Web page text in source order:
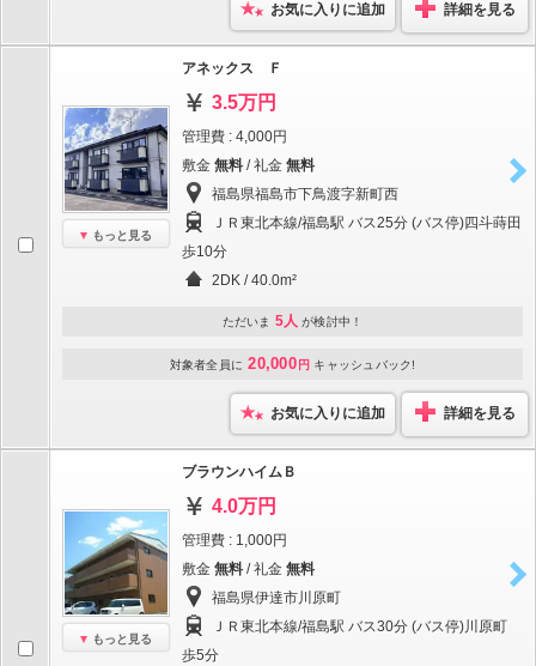
お気に入りに追加 詳細を見る
もっと見る
アネックス Ｆ
3.5万円
管理費 : 4,000円
敷金 無料 / 礼金 無料
福島県福島市下鳥渡字新町西
ＪＲ東北本線/福島駅 バス25分 (バス停)四斗蒔田
歩10分
2DK / 40.0m²
ただいま 5人 が検討中！
対象者全員に 20,000 円 キャッシュバック!
お気に入りに追加 詳細を見る
もっと見る
ブラウンハイムＢ
4.0万円
管理費 : 1,000円
敷金 無料 / 礼金 無料
福島県伊達市川原町
ＪＲ東北本線/福島駅 バス30分 (バス停)川原町
歩5分